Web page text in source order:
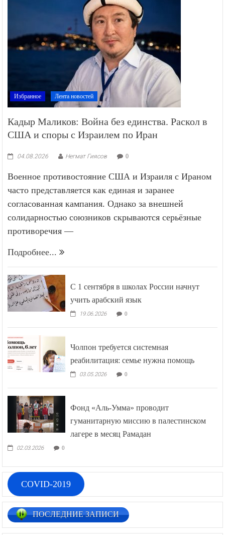
Избранное Лента новостей
Кадыр Маликов: Война без единства. Раскол в
США и споры с Израилем по Иран
04.08.2026 Негмат Гиясов 0
Военное противостояние США и Израиля с Ираном
часто представляется как единая и заранее
согласованная кампания. Однако за внешней
солидарностью союзников скрываются серьёзные
противоречия —
Подробнее...
С 1 сентября в школах России начнут
учить арабский язык
19.06.2026 0
Чолпон требуется системная
реабилитация: семье нужна помощь
03.05.2026 0
Фонд «Аль-Умма» проводит
гуманитарную миссию в палестинском
лагере в месяц Рамадан
02.03.2026 0
COVID-2019
ПОСЛЕДНИЕ ЗАПИСИ